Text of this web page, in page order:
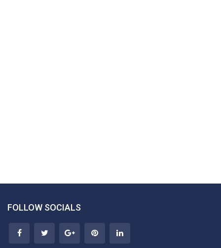
FOLLOW SOCIALS